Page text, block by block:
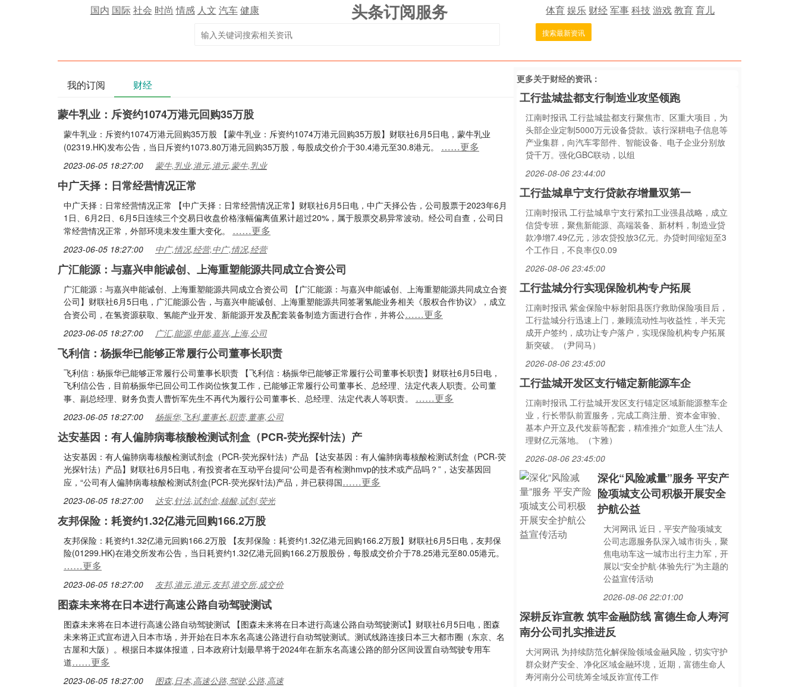
国内 国际社会 时尚 情感 人文 汽车健康 头条订阅服务 体育娱乐 财经军事科技游戏教育育儿
搜索最新资讯
我的订阅 财经
蒙牛乳业：斥资约1074万港元回购35万股
蒙牛乳业：斥资约1074万港元回购35万股 【蒙牛乳业：斥资约1074万港元回购35万股】财联社6月5日电，蒙牛乳业
(02319.HK)发布公告，当日斥资约1073.80万港元回购35万股，每股成交价介于30.4港元至30.8港元。 ……更多
2023-06-05 18:27:00 蒙牛,乳业,港元,港元,蒙牛,乳业
中广天择：日常经营情况正常
中广天择：日常经营情况正常 【中广天择：日常经营情况正常】财联社6月5日电，中广天择公告，公司股票于2023年6月
1日、6月2日、6月5日连续三个交易日收盘价格涨幅偏离值累计超过20%，属于股票交易异常波动。经公司自查，公司日
常经营情况正常，外部环境未发生重大变化。 ……更多
2023-06-05 18:27:00 中广,情况,经营,中广,情况,经营
广汇能源：与嘉兴申能诚创、上海重塑能源共同成立合资公司
广汇能源：与嘉兴申能诚创、上海重塑能源共同成立合资公司 【广汇能源：与嘉兴申能诚创、上海重塑能源共同成立合资
公司】财联社6月5日电，广汇能源公告，与嘉兴申能诚创、上海重塑能源共同签署氢能业务相关《股权合作协议》，成立
合资公司，在氢资源获取、氢能产业开发、新能源开发及配套装备制造方面进行合作，并将公……更多
2023-06-05 18:27:00 广汇,能源,申能,嘉兴,上海,公司
飞利信：杨振华已能够正常履行公司董事长职责
飞利信：杨振华已能够正常履行公司董事长职责 【飞利信：杨振华已能够正常履行公司董事长职责】财联社6月5日电，
飞利信公告，目前杨振华已回公司工作岗位恢复工作，已能够正常履行公司董事长、总经理、法定代表人职责。公司董
事、副总经理、财务负责人曹忻军先生不再代为履行公司董事长、总经理、法定代表人等职责。 ……更多
2023-06-05 18:27:00 杨振华,飞利,董事长,职责,董事,公司
达安基因：有人偏肺病毒核酸检测试剂盒（PCR-荧光探针法）产
达安基因：有人偏肺病毒核酸检测试剂盒（PCR-荧光探针法）产品 【达安基因：有人偏肺病毒核酸检测试剂盒（PCR-荧
光探针法）产品】财联社6月5日电，有投资者在互动平台提问“公司是否有检测hmvp的技术或产品吗？”，达安基因回
应，“公司有人偏肺病毒核酸检测试剂盒(PCR-荧光探针法)产品，并已获得国……更多
2023-06-05 18:27:00 达安,针法,试剂盒,核酸,试剂,荧光
友邦保险：耗资约1.32亿港元回购166.2万股
友邦保险：耗资约1.32亿港元回购166.2万股 【友邦保险：耗资约1.32亿港元回购166.2万股】财联社6月5日电，友邦保
险(01299.HK)在港交所发布公告，当日耗资约1.32亿港元回购166.2万股股份，每股成交价介于78.25港元至80.05港元。
……更多
2023-06-05 18:27:00 友邦,港元,港元,友邦,港交所,成交价
图森未来将在日本进行高速公路自动驾驶测试
图森未来将在日本进行高速公路自动驾驶测试 【图森未来将在日本进行高速公路自动驾驶测试】财联社6月5日电，图森
未来将正式宣布进入日本市场，并开始在日本东名高速公路进行自动驾驶测试。测试线路连接日本三大都市圈（东京、名
古屋和大阪）。根据日本媒体报道，日本政府计划最早将于2024年在新东名高速公路的部分区间设置自动驾驶专用车
道……更多
2023-06-05 18:27:00 图森,日本,高速公路,驾驶,公路,高速
更多关于财经的资讯：
工行盐城盐都支行制造业攻坚领跑
江南时报讯 工行盐城盐都支行聚焦市、区重大项目，为
头部企业定制5000万元设备贷款。该行深耕电子信息等
产业集群，向汽车零部件、智能设备、电子企业分别放
贷千万。强化GBC联动，以组
2026-08-06 23:44:00
工行盐城阜宁支行贷款存增量双第一
江南时报讯 工行盐城阜宁支行紧扣工业强县战略，成立
信贷专班，聚焦新能源、高端装备、新材料，制造业贷
款净增7.49亿元，涉农贷投放3亿元。办贷时间缩短至3
个工作日，不良率仅0.09
2026-08-06 23:45:00
工行盐城分行实现保险机构专户拓展
江南时报讯 紫金保险中标射阳县医疗救助保险项目后，
工行盐城分行迅速上门，兼顾流动性与收益性，半天完
成开户签约，成功让专户落户，实现保险机构专户拓展
新突破。（尹同马）
2026-08-06 23:45:00
工行盐城开发区支行锚定新能源车企
江南时报讯 工行盐城开发区支行锚定区域新能源整车企
业，行长带队前置服务，完成工商注册、资本金审验、
基本户开立及代发薪等配套，精准推介“如意人生”法人
理财亿元落地。（卞雅）
2026-08-06 23:45:00
深化“风险减量”服务 平安产
险项城支公司积极开展安全
护航公益
大河网讯 近日，平安产险项城支
公司志愿服务队深入城市街头，聚
焦电动车这一城市出行主力军，开
展以“安全护航·体验先行”为主题的
公益宣传活动
2026-08-06 22:01:00
深耕反诈宣教 筑牢金融防线 富德生命人寿河
南分公司扎实推进反
大河网讯 为持续防范化解保险领域金融风险，切实守护
群众财产安全、净化区域金融环境，近期，富德生命人
寿河南分公司统筹全域反诈宣传工作